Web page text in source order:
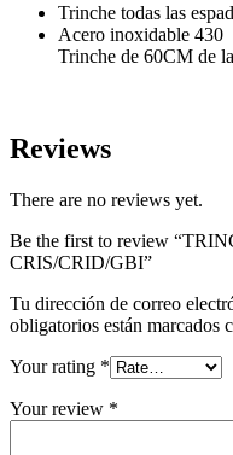
Trinche todas las
Acero inoxidable 430
Trinche de 60CM de
Reviews
There are no reviews yet.
Be the first to review
CRIS/CRID/GBI”
Tu dirección de correo
obligatorios están marcados
Your rating *
Your review *